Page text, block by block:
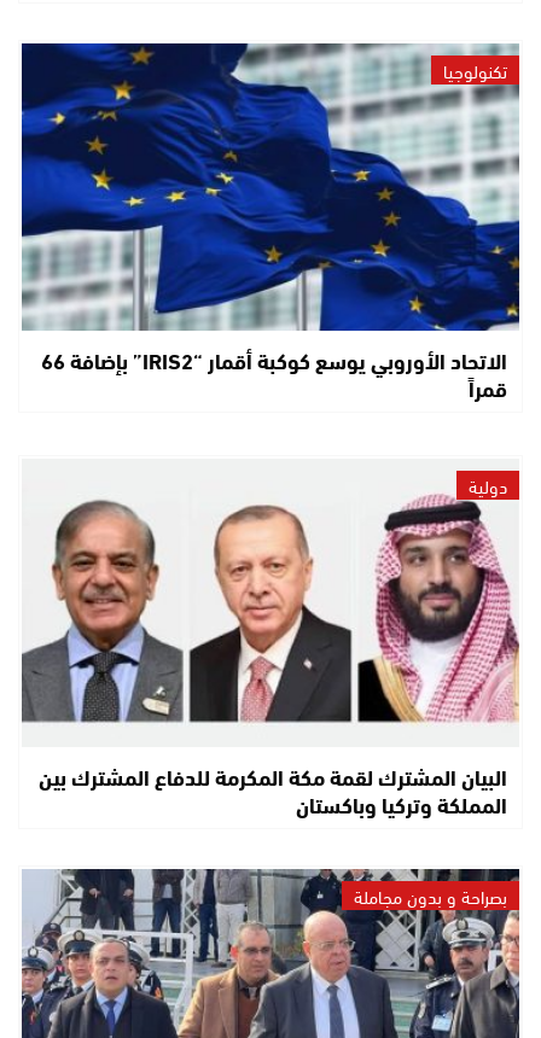
تكنولوجيا
الاتحاد الأوروبي يوسع كوكبة أقمار “IRIS2” بإضافة 66
قمراً
دولية
البيان المشترك لقمة مكة المكرمة للدفاع المشترك بين
المملكة وتركيا وباكستان
بصراحة و بدون مجاملة